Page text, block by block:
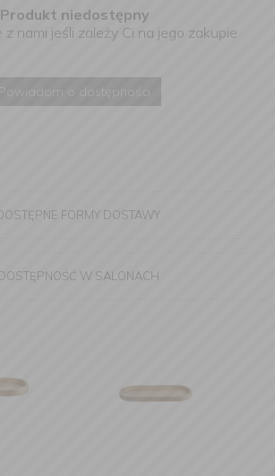
Produkt niedostępny
nami jeśli zależy Ci na jego zakupie
Powiadom o dostępności
FORMY DOSTAWY
W SALONACH